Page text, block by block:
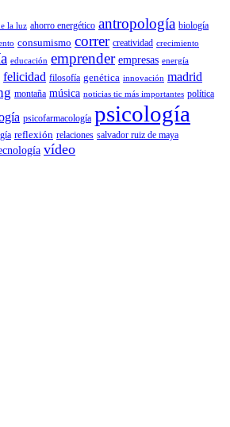
la luz ahorro energético antropología biología
consumismo correr creatividad crecimiento
educación emprender empresas energía
felicidad filosofía genética innovación madrid
montaña música noticias tic más importantes política
psicofarmacología psicología
reflexión relaciones salvador ruiz de maya
vídeo